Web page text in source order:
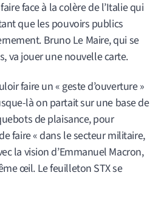
face à la colère de l’Italie qui
que les pouvoirs publics
Bruno Le Maire, qui se
va jouer une nouvelle carte.
faire un « geste d’ouverture »
là on partait sur une base de
de plaisance, pour
faire « dans le secteur militaire,
la vision d’Emmanuel Macron,
œil. Le feuilleton STX se